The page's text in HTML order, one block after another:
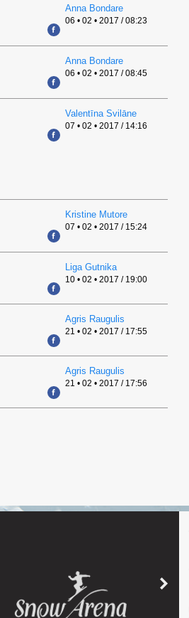
Anna Bondare
06 • 02 • 2017 / 08:23
Anna Bondare
06 • 02 • 2017 / 08:45
Valentīna Svilāne
07 • 02 • 2017 / 14:16
Kristine Mutore
07 • 02 • 2017 / 15:24
Liga Gutnika
10 • 02 • 2017 / 19:00
Agris Raugulis
21 • 02 • 2017 / 17:55
Agris Raugulis
21 • 02 • 2017 / 17:56